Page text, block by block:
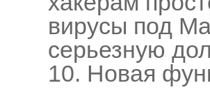
вирусы под
серьезную
10. Новая